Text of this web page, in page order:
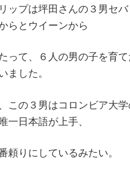
ップは坪田さんの３男セ
らとウイーンから
って、６人の男の子を育
ました。
この３男はコロンビア大
一日本語が上手、
頼りにしているみたい。